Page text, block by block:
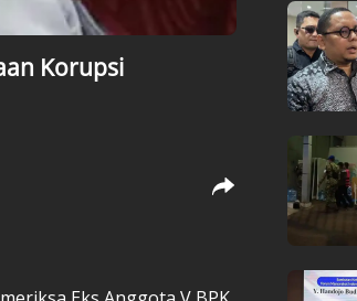
Korupsi